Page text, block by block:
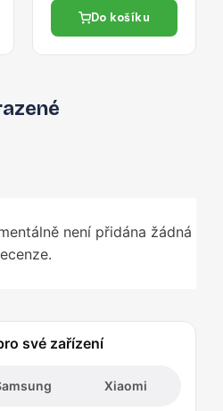
Do košíku
není přidána žádná
své zařízení
Xiaomi